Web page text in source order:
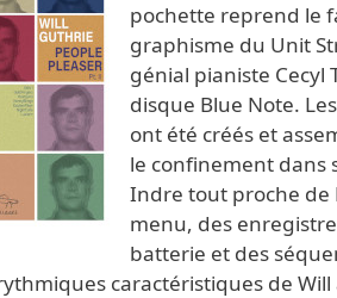
pochette reprend le
graphisme du Unit
génial pianiste Cecyl
disque Blue Note.
ont été créés et
le confinement dans
Indre tout proche de
menu, des
batterie et des
caractéristiques de